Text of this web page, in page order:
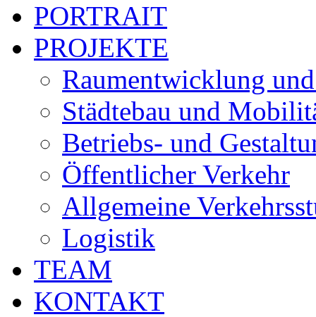
PORTRAIT
PROJEKTE
Raumentwicklung
Städtebau und
Betriebs- und
Öffentlicher Verkehr
Allgemeine
Logistik
TEAM
KONTAKT